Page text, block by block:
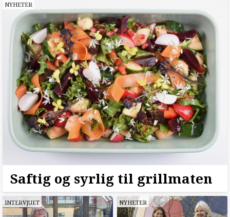
NYHETER
Saftig og syrlig til grillmaten
INTERVJUET NYHETER